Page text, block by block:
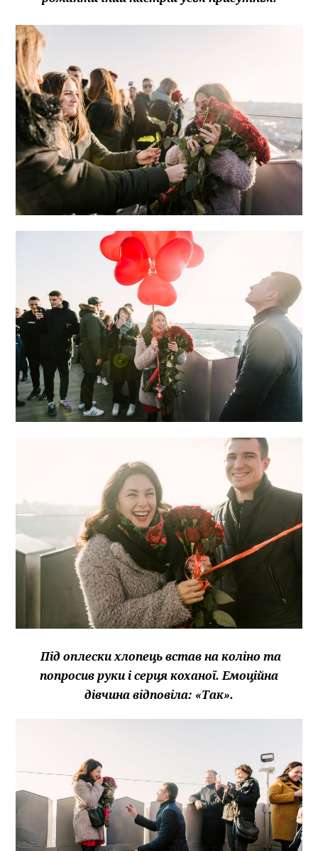
Під оплески хлопець встав на коліно та
попросив руки і серця коханої. Емоційна
дівчина відповіла: «Так».